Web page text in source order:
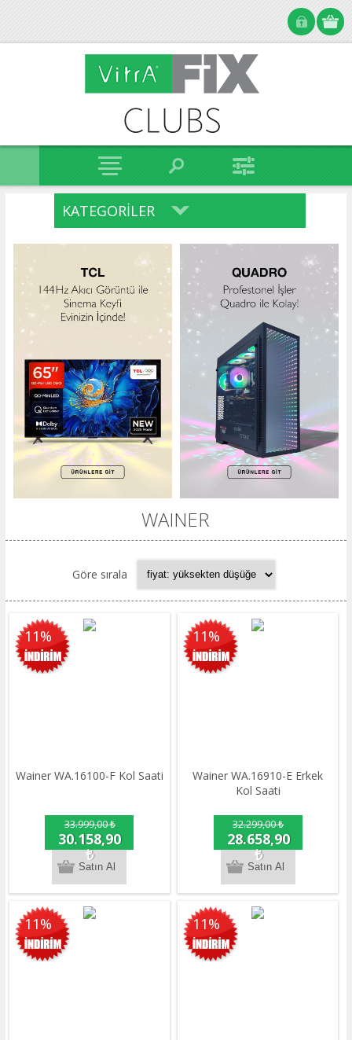
KATEGORILER
WAINER
Göre sırala
11%
Wainer WA.16100-F Kol Saati
33.999,00 ₺
30.158,90
₺
11%
Wainer WA.16910-E Erkek
Kol Saati
32.299,00 ₺
28.658,90
₺
11% 11%